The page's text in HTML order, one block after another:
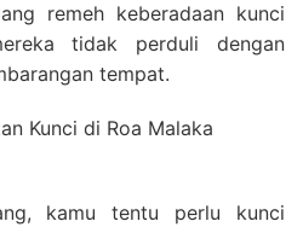
remeh keberadaan kunci
tidak perduli dengan
tempat.
kamu tentu perlu kunci